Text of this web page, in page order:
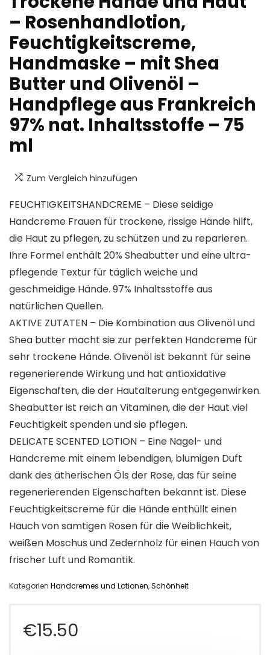
– Rosenhandlotion,
Feuchtigkeitscreme,
Handmaske – mit Shea
Butter und Olivenöl –
Handpflege aus Frankreich
97% nat. Inhaltsstoffe – 75
ml
Zum Vergleich hinzufügen
FEUCHTIGKEITSHANDCREME – Diese seidige
Handcreme Frauen für trockene, rissige Hände hilft,
die Haut zu pflegen, zu schützen und zu reparieren.
Ihre Formel enthält 20% Sheabutter und eine ultra-
pflegende Textur für täglich weiche und
geschmeidige Hände. 97% Inhaltsstoffe aus
natürlichen Quellen.
AKTIVE ZUTATEN – Die Kombination aus Olivenöl und
Shea butter macht sie zur perfekten Handcreme für
sehr trockene Hände. Olivenöl ist bekannt für seine
regenerierende Wirkung und hat antioxidative
Eigenschaften, die der Hautalterung entgegenwirken.
Sheabutter ist reich an Vitaminen, die der Haut viel
Feuchtigkeit spenden und sie pflegen.
DELICATE SCENTED LOTION – Eine Nagel- und
Handcreme mit einem lebendigen, blumigen Duft
dank des ätherischen Öls der Rose, das für seine
regenerierenden Eigenschaften bekannt ist. Diese
Feuchtigkeitscreme für die Hände enthüllt einen
Hauch von samtigen Rosen für die Weiblichkeit,
weißen Moschus und Zedernholz für einen Hauch von
frischer Luft und Romantik.
Kategorien Handcremes und Lotionen,Schönheit
€15.50